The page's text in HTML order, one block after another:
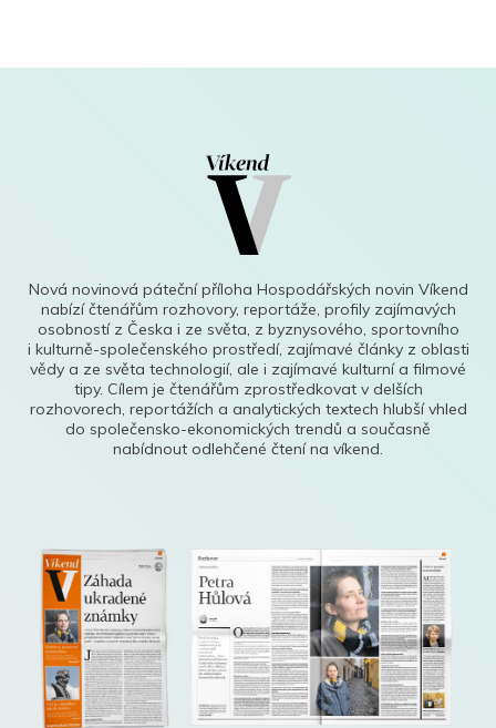
Nová novinová páteční příloha Hospodářských novin Víkend
nabízí čtenářům rozhovory, reportáže, profily zajímavých
osobností z Česka i ze světa, z byznysového, sportovního
i kulturně-společenského prostředí, zajímavé články z oblasti
vědy a ze světa technologií, ale i zajímavé kulturní a filmové
tipy. Cílem je čtenářům zprostředkovat v delších
rozhovorech, reportážích a analytických textech hlubší vhled
do společensko-ekonomických trendů a současně
nabídnout odlehčené čtení na víkend.